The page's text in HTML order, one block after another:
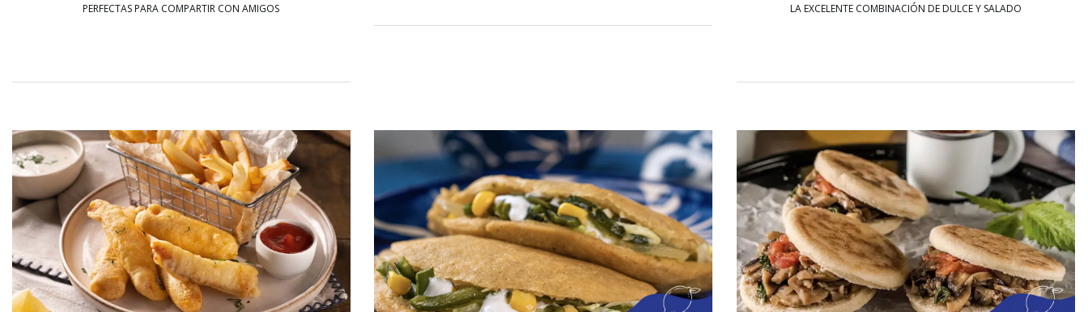
PERFECTAS PARA COMPARTIR CON AMIGOS LA EXCELENTE COMBINACIÓN DE DULCE Y SALADO